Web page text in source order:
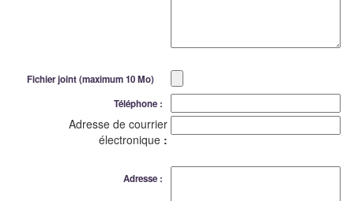
Fichier joint (maximum 10 Mo)
Téléphone :
Adresse de courrier
électronique :
Adresse :